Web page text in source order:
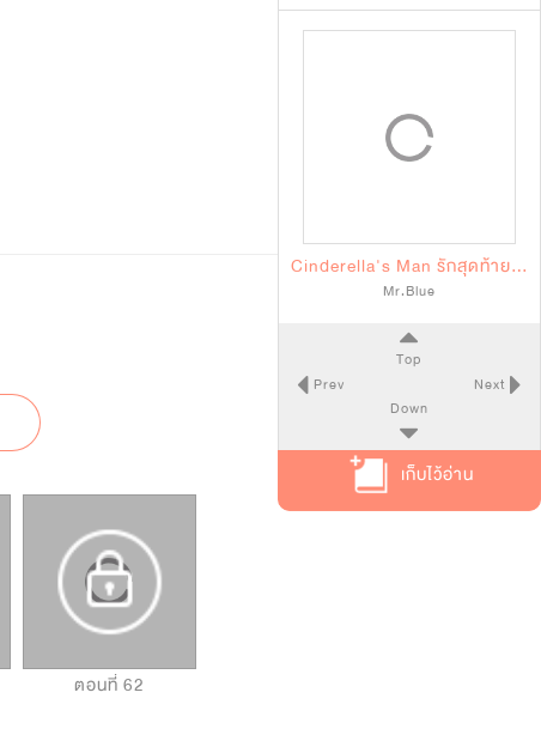
ตอนที่ 62
Cinderella's Man รักสุดท้ายของยัยซิน
Mr.Blue
Top
Prev
Next
Down
เก็บไว้อ่าน